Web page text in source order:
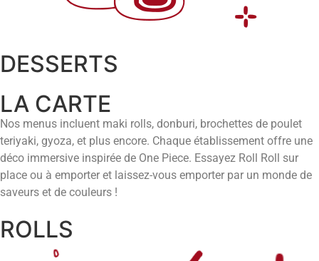
DESSERTS
LA CARTE
Nos menus incluent maki rolls, donburi, brochettes de poulet
teriyaki, gyoza, et plus encore. Chaque établissement offre une
déco immersive inspirée de One Piece. Essayez Roll Roll sur
place ou à emporter et laissez-vous emporter par un monde de
saveurs et de couleurs !
ROLLS